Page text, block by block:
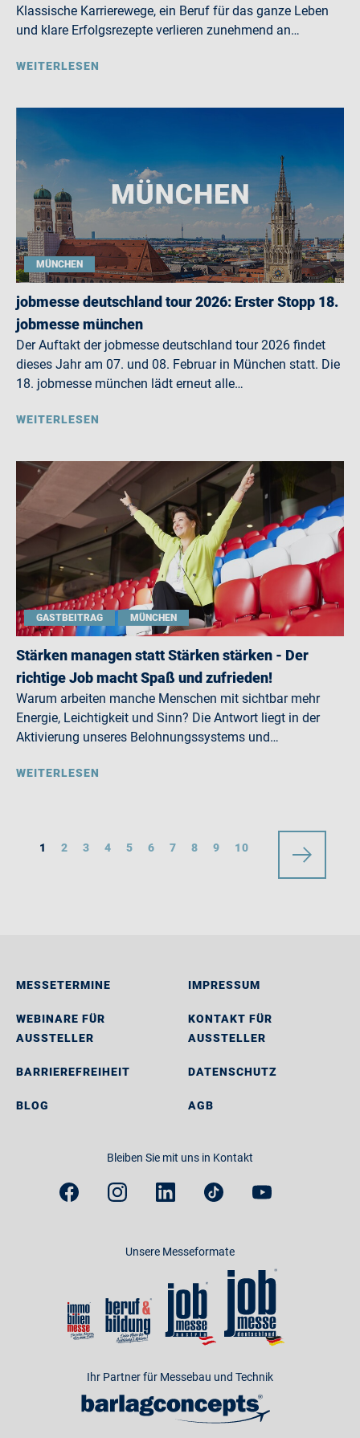
Klassische Karrierewege, ein Beruf für das ganze Leben
und klare Erfolgsrezepte verlieren zunehmend an…
WEITERLESEN
MÜNCHEN
jobmesse deutschland tour 2026: Erster Stopp 18.
jobmesse münchen
Der Auftakt der jobmesse deutschland tour 2026 findet
dieses Jahr am 07. und 08. Februar in München statt. Die
18. jobmesse münchen lädt erneut alle…
WEITERLESEN
GASTBEITRAG MÜNCHEN
Stärken managen statt Stärken stärken - Der
richtige Job macht Spaß und zufrieden!
Warum arbeiten manche Menschen mit sichtbar mehr
Energie, Leichtigkeit und Sinn? Die Antwort liegt in der
Aktivierung unseres Belohnungssystems und…
WEITERLESEN
1 2 3 4 5 6 7 8 9 10
MESSETERMINE
WEBINARE FÜR
AUSSTELLER
BARRIEREFREIHEIT
BLOG
IMPRESSUM
KONTAKT FÜR
AUSSTELLER
DATENSCHUTZ
AGB
Bleiben Sie mit uns in Kontakt
Unsere Messeformate
Ihr Partner für Messebau und Technik